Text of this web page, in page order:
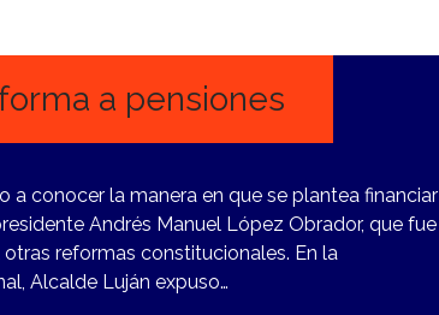
a pensiones
a conocer la manera en que se plantea financiar
Andrés Manuel López Obrador, que fue
reformas constitucionales. En la
Alcalde Luján expuso…